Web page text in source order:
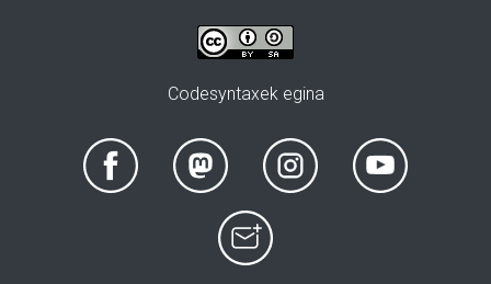
Codesyntaxek egina